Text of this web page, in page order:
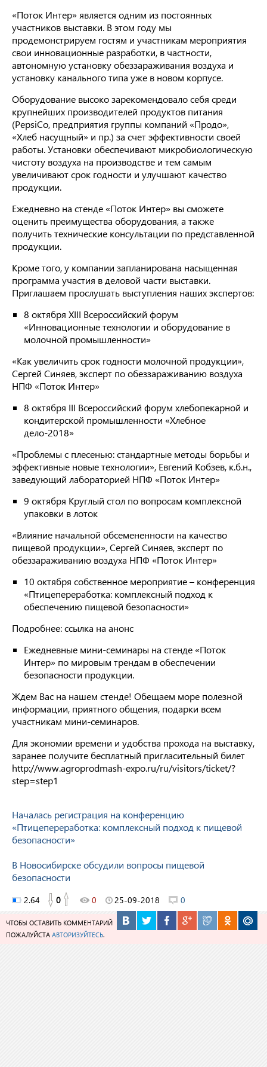
«Поток Интер» является одним из постоянных
участников выставки. В этом году мы
продемонстрируем гостям и участникам мероприятия
свои инновационные разработки, в частности,
автономную установку обеззараживания воздуха и
установку канального типа уже в новом корпусе.
Оборудование высоко зарекомендовало себя среди
крупнейших производителей продуктов питания
(PepsiCo, предприятия группы компаний «Продо»,
«Хлеб насущный» и пр.) за счет эффективности своей
работы. Установки обеспечивают микробиологическую
чистоту воздуха на производстве и тем самым
увеличивают срок годности и улучшают качество
продукции.
Ежедневно на стенде «Поток Интер» вы сможете
оценить преимущества оборудования, а также
получить технические консультации по представленной
продукции.
Кроме того, у компании запланирована насыщенная
программа участия в деловой части выставки.
Приглашаем прослушать выступления наших экспертов:
8 октября XIII Всероссийский форум
«Инновационные технологии и оборудование в
молочной промышленности»
«Как увеличить срок годности молочной продукции»,
Сергей Синяев, эксперт по обеззараживанию воздуха
НПФ «Поток Интер»
8 октября III Всероссийский форум хлебопекарной и
кондитерской промышленности «Хлебное
дело-2018»
«Проблемы с плесенью: стандартные методы борьбы и
эффективные новые технологии», Евгений Кобзев, к.б.н.,
заведующий лабораторией НПФ «Поток Интер»
9 октября Круглый стол по вопросам комплексной
упаковки в лоток
«Влияние начальной обсемененности на качество
пищевой продукции», Сергей Синяев, эксперт по
обеззараживанию воздуха НПФ «Поток Интер»
10 октября собственное мероприятие – конференция
«Птицепереработка: комплексный подход к
обеспечению пищевой безопасности»
Подробнее: ссылка на анонс
Ежедневные мини-семинары на стенде «Поток
Интер» по мировым трендам в обеспечении
безопасности продукции.
Ждем Вас на нашем стенде! Обещаем море полезной
информации, приятного общения, подарки всем
участникам мини-семинаров.
Для экономии времени и удобства прохода на выставку,
заранее получите бесплатный пригласительный билет
http://www.agroprodmash-expo.ru/ru/visitors/ticket/?
step=step1
Началась регистрация на конференцию
«Птицепереработка: комплексный подход к пищевой
безопасности»
В Новосибирске обсудили вопросы пищевой
безопасности
2.64 0 0 25-09-2018 0
ЧТОБЫ ОСТАВИТЬ КОММЕНТАРИЙ
ПОЖАЛУЙСТА АВТОРИЗУЙТЕСЬ.